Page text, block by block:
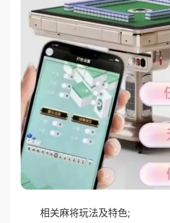
相关麻将玩法及特色;